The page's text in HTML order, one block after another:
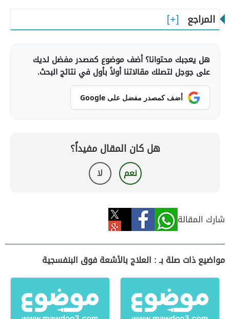
المراجع
هل يعجبك محتوانا؟ أضف موضوع كمصدر مفضل لديك
على جوجل لتصلك مقالاتنا أولاً بأول في نتائج البحث.
أضف كمصدر مفضل على Google
هل كان المقال مفيداً؟
نعم لا
شارك المقالة
مواضيع ذات صلة بـ : العلاج بالأشعة فوق البنفسجية